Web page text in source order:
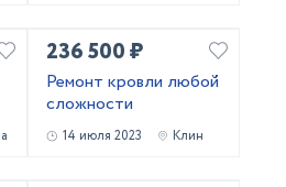
236 500 ₽
Ремонт кровли любой
сложности
14 июля 2023 Клин